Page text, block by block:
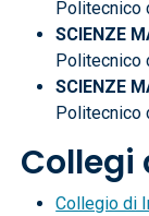
Politecnico
SCIENZE
Politecnico
SCIENZE
Politecnico
Collegi
Collegio di